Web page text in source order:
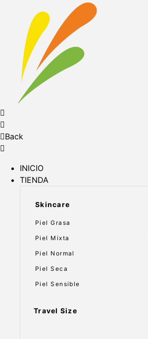
Back
INICIO
TIENDA
Skincare
Piel Grasa
Piel Mixta
Piel Normal
Piel Seca
Piel Sensible
Travel Size